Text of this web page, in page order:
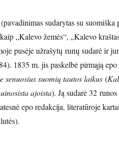
sudarytas su
„Kalevo žemės“, „Kalevo
pusėje užrašytų runų sudarė ir
1835 m. jis paskelbė pirmąją epo
senuosius suomių tautos laikus(
ajoista). Ją sudarė 32
epo redakcija, literatūroje